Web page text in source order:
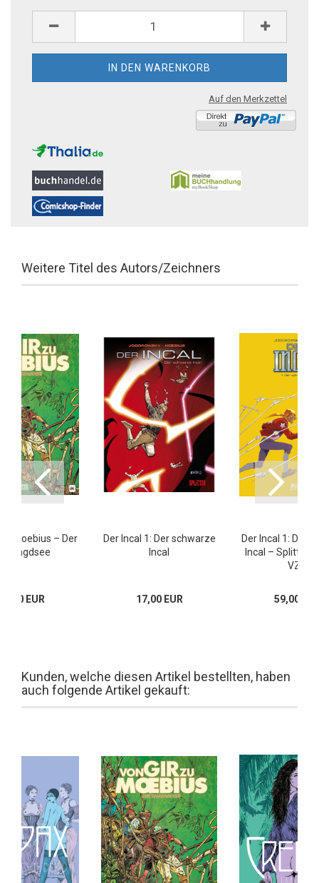
Auf den Merkzettel
Weitere Titel des Autors/Zeichners
Moebius – Der
EUR
Der Incal 1: Der schwarze
Incal
17,00 EUR
Der Incal 1: Der
Incal – Splitter
VZA
59,00
Kunden, welche diesen Artikel bestellten, haben
auch folgende Artikel gekauft: